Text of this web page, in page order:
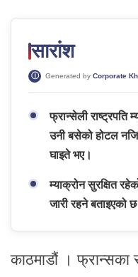
सारांश
Generated by Corporate
फ्रान्सेली राष्ट्रपति
उनी बसेको होटल
घाइते भए।
म्याक्रोन सुरक्षित
जारी रहने बताइएको
काठमाडौं । फ्रान्सका